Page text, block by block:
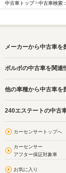
中古車トップ 中古車検索
メーカーから中古車を
ボルボの中古車を関連
他の車種から中古車を
240エステートの中古
カーセンサートップへ
カーセンサー
アフター保証対象車
お気に入り